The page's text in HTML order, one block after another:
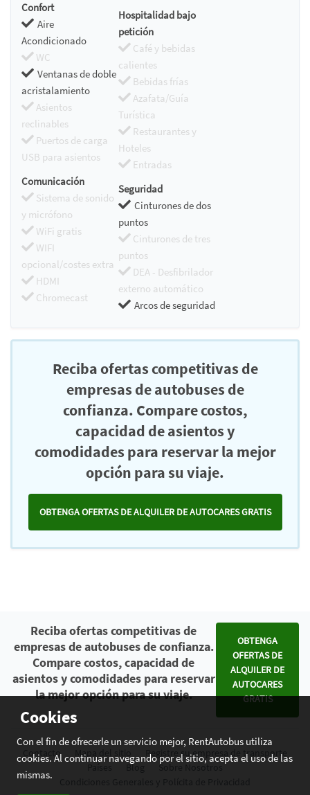
Confort
Aire
Acondicionado
WC
Ventanas de doble
acristalamiento
Asientos
reclinables
Puertos de carga
USB para asientos
Hospitalidad bajo
petición
Café y bebidas
calientes
Bebidas frías
Azafata/Guía
Turística
Restaurantes y
Hoteles
Entradas
Comunicación
Sistema de sonido
y micrófono
WiFi gratis
WIFI
opcional/costes extra
HDMI
Chromecast
Seguridad
Cinturones de dos
puntos
Cinturones de tres
puntos
DEA - Desfibrilador
externo automático
Arcos de seguridad
Reciba ofertas competitivas de
empresas de autobuses de
confianza. Compare costos,
capacidad de asientos y
comodidades para reservar la mejor
opción para su viaje.
OBTENGA OFERTAS DE ALQUILER DE AUTOCARES GRATIS
Cookies
Con el fin de ofrecerle un servicio mejor, RentAutobus utiliza
cookies. Al continuar navegando por el sitio, acepta el uso de las
mismas.
Reciba ofertas competitivas de
empresas de autobuses de confianza.
Compare costos, capacidad de
asientos y comodidades para reservar
la mejor opción para su viaje.
OBTENGA
OFERTAS DE
ALQUILER DE
AUTOCARES
GRATIS
Contacto Mapa del sitio
Registre su empresa de transporte
Blog
Sobre Nosotros